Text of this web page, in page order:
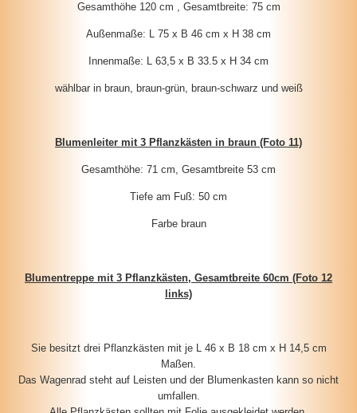
Gesamthöhe 120 cm , Gesamtbreite: 75 cm
Außenmaße: L 75 x B 46 cm x H 38 cm
Innenmaße: L 63,5 x B 33.5 x H 34 cm
wählbar in braun, braun-grün, braun-schwarz und weiß
Blumenleiter mit 3 Pflanzkästen in braun (Foto 11)
Gesamthöhe: 71 cm, Gesamtbreite 53 cm
Tiefe am Fuß: 50 cm
Farbe braun
Blumentreppe mit 3 Pflanzkästen, Gesamtbreite 60cm (Foto 12
links)
Sie besitzt drei Pflanzkästen mit je L 46 x B 18 cm x H 14,5 cm
Maßen.
Das Wagenrad steht auf Leisten und der Blumenkasten kann so nicht
umfallen.